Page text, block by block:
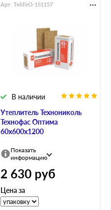
Утеплитель Технониколь
Технофас Оптима
60х600х1200
В наличии
Арт. TehTeO-151157
Показать
информацию
2 630 руб
Цена за